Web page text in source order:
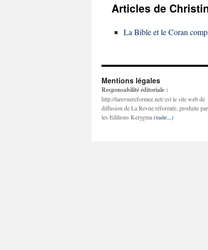
Articles de
La Bible et le Coran
Mentions légales
Responsabilité éditoriale :
http://larevuereformee.net/ est le site web de
diffusion de La Revue réformée, produite par
les Editions Kerygma(suite...)